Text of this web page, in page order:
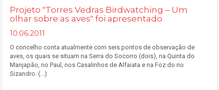
Projeto "Torres Vedras Birdwatching – Um
olhar sobre as aves" foi apresentado
10.06.2011
O concelho conta atualmente com seis pontos de observação de
aves, os quais se situam na Serra do Socorro (dois), na Quinta do
Manjapão, no Paul, nos Casalinhos de Alfaiata e na Foz do rio
Sizandro. (...)